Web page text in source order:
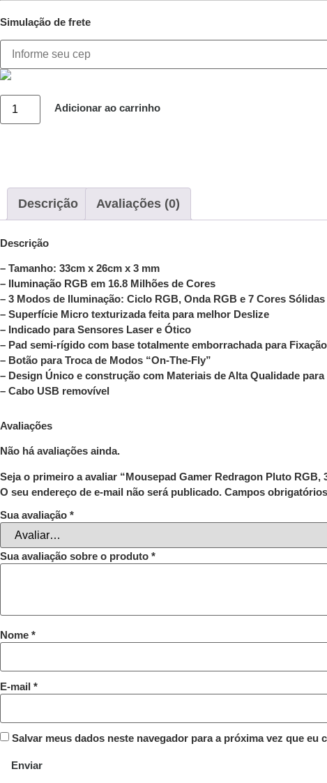
Simulação de frete
Adicionar ao carrinho
Descrição Avaliações (0)
Descrição
– Tamanho: 33cm x 26cm x 3 mm
– Iluminação RGB em 16.8 Milhões de Cores
– 3 Modos de Iluminação: Ciclo RGB, Onda RGB e 7 Cores Sólidas
– Superfície Micro texturizada feita para melhor Deslize
– Indicado para Sensores Laser e Ótico
– Pad semi-rígido com base totalmente emborrachada para
– Botão para Troca de Modos “On-The-Fly”
– Design Único e construção com Materiais de Alta Qualidade
– Cabo USB removível
Avaliações
Não há avaliações ainda.
Seja o primeiro a avaliar “Mousepad Gamer Redragon Pluto RGB,
O seu endereço de e-mail não será publicado. Campos
Sua avaliação *
Sua avaliação sobre o produto *
Nome *
E-mail *
Salvar meus dados neste navegador para a próxima vez que eu